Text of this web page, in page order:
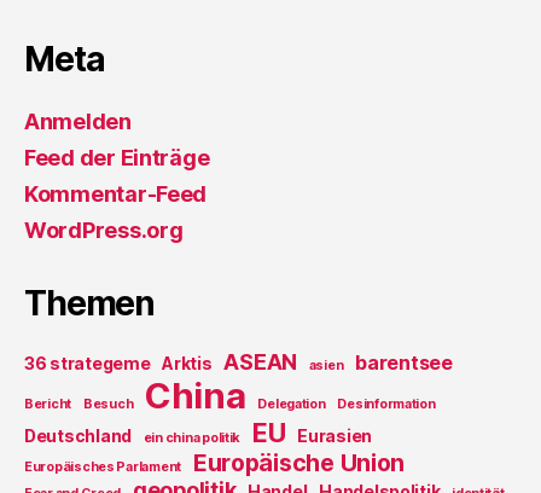
Meta
Anmelden
Feed der Einträge
Kommentar-Feed
WordPress.org
Themen
36 strategeme Arktis ASEAN asien barentsee
Bericht Besuch China Delegation Desinformation
Deutschland ein china politik EU Eurasien
Europäisches Parlament Europäische Union